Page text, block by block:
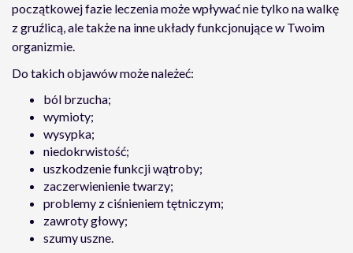
początkowej fazie leczenia może wpływać nie tylko na walkę
z gruźlicą, ale także na inne układy funkcjonujące w Twoim
organizmie.
Do takich objawów może należeć:
ból brzucha;
wymioty;
wysypka;
niedokrwistość;
uszkodzenie funkcji wątroby;
zaczerwienienie twarzy;
problemy z ciśnieniem tętniczym;
zawroty głowy;
szumy uszne.